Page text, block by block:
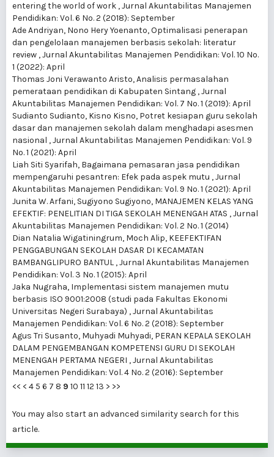
entering the world of work ,Jurnal Akuntabilitas Manajemen
Pendidikan: Vol. 6 No. 2 (2018): September
Ade Andriyan, Nono Hery Yoenanto,Optimalisasi penerapan
dan pengelolaan manajemen berbasis sekolah: literatur
review ,Jurnal Akuntabilitas Manajemen Pendidikan: Vol. 10 No.
1 (2022): April
Thomas Joni Verawanto Aristo,Analisis permasalahan
pemerataan pendidikan di Kabupaten Sintang ,Jurnal
Akuntabilitas Manajemen Pendidikan: Vol. 7 No. 1 (2019): April
Sudianto Sudianto, Kisno Kisno, Potret kesiapan guru sekolah
dasar dan manajemen sekolah dalam menghadapi asesmen
nasional ,Jurnal Akuntabilitas Manajemen Pendidikan: Vol. 9
No. 1 (2021): April
Liah Siti Syarifah, Bagaimana pemasaran jasa pendidikan
mempengaruhi pesantren: Efek pada aspek mutu ,Jurnal
Akuntabilitas Manajemen Pendidikan: Vol. 9 No. 1 (2021): April
Junita W. Arfani, Sugiyono Sugiyono, MANAJEMEN KELAS YANG
EFEKTIF: PENELITIAN DI TIGA SEKOLAH MENENGAH ATAS ,Jurnal
Akuntabilitas Manajemen Pendidikan: Vol. 2 No. 1 (2014)
Dian Natalia Wigatiningrum, Moch Alip, KEEFEKTIFAN
PENGGABUNGAN SEKOLAH DASAR DI KECAMATAN
BAMBANGLIPURO BANTUL ,Jurnal Akuntabilitas Manajemen
Pendidikan: Vol. 3 No. 1 (2015): April
Jaka Nugraha, Implementasi sistem manajemen mutu
berbasis ISO 9001:2008 (studi pada Fakultas Ekonomi
Universitas Negeri Surabaya) ,Jurnal Akuntabilitas
Manajemen Pendidikan: Vol. 6 No. 2 (2018): September
Agus Tri Susanto, Muhyadi Muhyadi, PERAN KEPALA SEKOLAH
DALAM PENGEMBANGAN KOMPETENSI GURU DI SEKOLAH
MENENGAH PERTAMA NEGERI ,Jurnal Akuntabilitas
Manajemen Pendidikan: Vol. 4 No. 2 (2016): September
<< < 4 5 6 7 8 9 10 11 12 13 > >>
You may also start an advanced similarity search for this
article.